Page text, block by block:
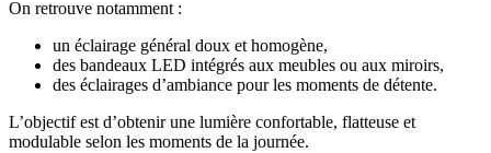
On retrouve notamment :
un éclairage général doux et homogène,
des bandeaux LED intégrés aux meubles ou aux miroirs,
des éclairages d’ambiance pour les moments de détente.
L’objectif est d’obtenir une lumière confortable, flatteuse et
modulable selon les moments de la journée.